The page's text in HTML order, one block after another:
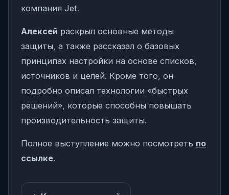
компания Jet.
Алексей раскрыл основные методы
защиты, а также рассказал о базовых
принципах настройки на основе списков,
источников и целей. Кроме того, он
подробно описал технологии «быстрых
решений», которые способны повышать
производительность защиты.
Полное выступление можно посмотреть по
ссылке.